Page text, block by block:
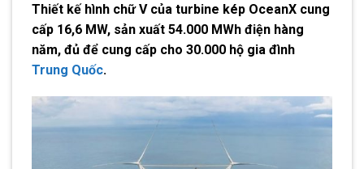
Thiết kế hình chữ V của turbine kép OceanX cung
cấp 16,6 MW, sản xuất 54.000 MWh điện hàng
năm, đủ để cung cấp cho 30.000 hộ gia đình
Trung Quốc.